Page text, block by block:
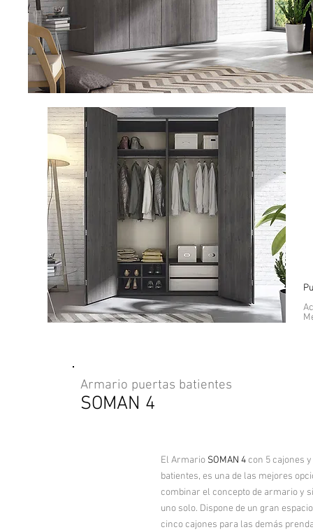
Armario puertas batientes
SOMAN 4
El Armario SOMAN 4 con 5 cajones
batientes, es una de las mejores
combinar el concepto de armario y
uno solo. Dispone de un gran
cinco cajones para las demás